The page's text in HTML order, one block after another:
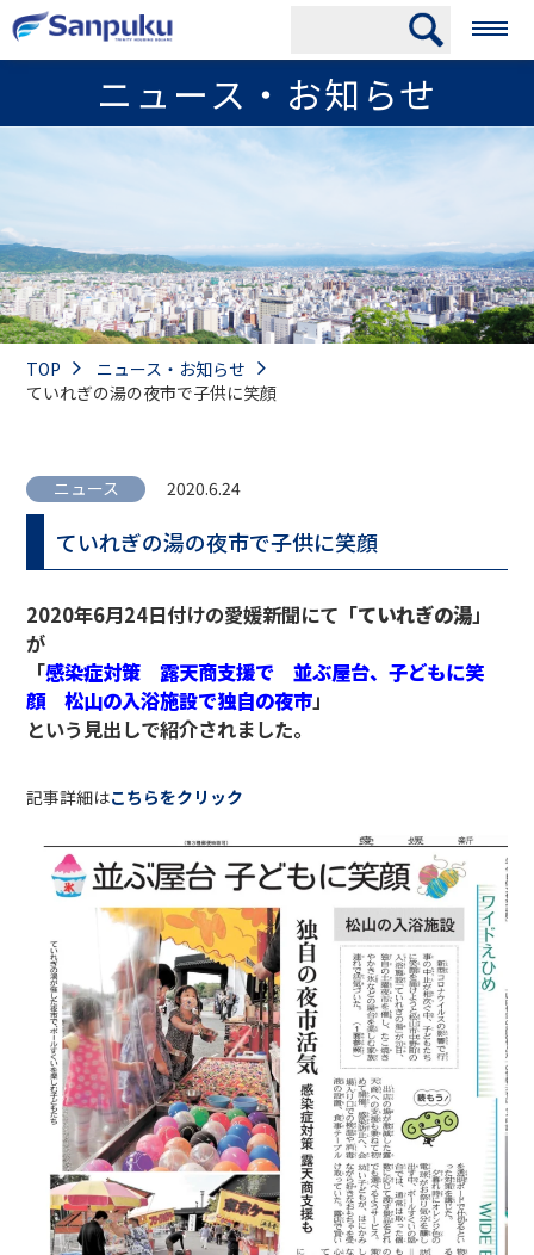
ニュース・お知らせ
TOP
ニュース・お知らせ
ていれぎの湯の夜市で子供に笑顔
ニュース 2020.6.24
ていれぎの湯の夜市で子供に笑顔
2020年6月24日付けの愛媛新聞にて「ていれぎの湯」
が
「感染症対策 露天商支援で 並ぶ屋台、子どもに笑
顔 松山の入浴施設で独自の夜市」
という見出しで紹介されました。
記事詳細はこちらをクリック